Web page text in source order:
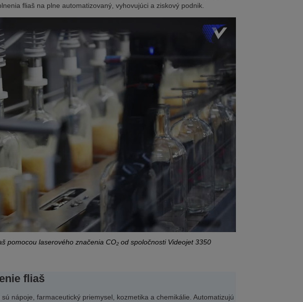
fliaš na plne automatizovaný, vyhovujúci a ziskový podnik.
pomocou laserového značenia CO₂ od spoločnosti Videojet 3350
fliaš
nápoje, farmaceutický priemysel, kozmetika a chemikálie. Automatizujú